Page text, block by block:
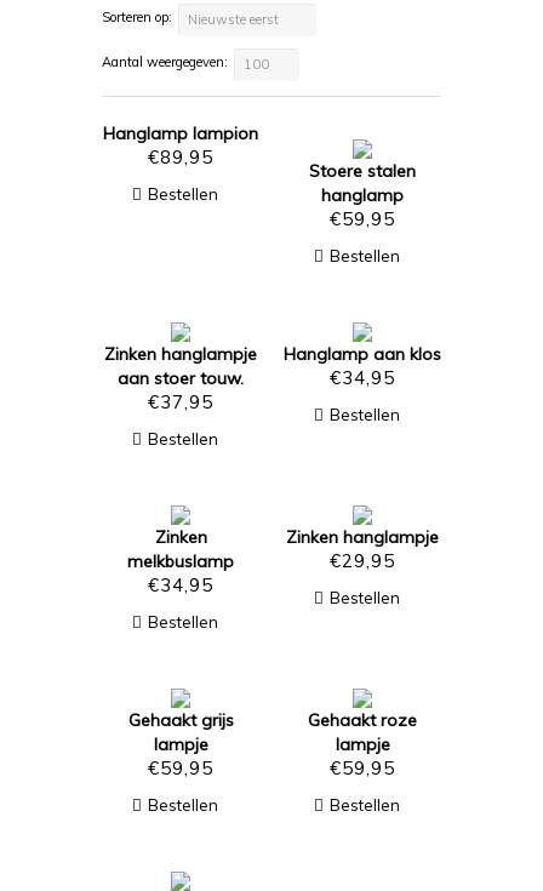
Sorteren op: Nieuwste eerst
Aantal weergegeven: 100
Hanglamp lampion
€89,95
Bestellen
Stoere stalen
hanglamp
€59,95
Bestellen
Zinken hanglampje
aan stoer touw.
€37,95
Bestellen
Hanglamp aan klos
€34,95
Bestellen
Zinken
melkbuslamp
€34,95
Bestellen
Zinken hanglampje
€29,95
Bestellen
Gehaakt grijs
lampje
€59,95
Bestellen
Gehaakt roze
lampje
€59,95
Bestellen